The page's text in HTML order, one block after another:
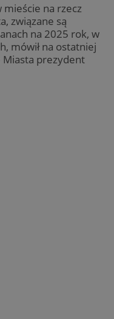
mieście na rzecz
związane są
na 2025 rok, w
mówił na ostatniej
prezydent